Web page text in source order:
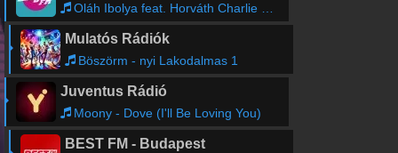
Oláh Ibolya feat. Horváth Charlie - Megyek
Mulatós Rádiók
Böszörm - nyi Lakodalmas 1
Juventus Rádió
Moony - Dove (I'll Be Loving You)
BEST FM - Budapest